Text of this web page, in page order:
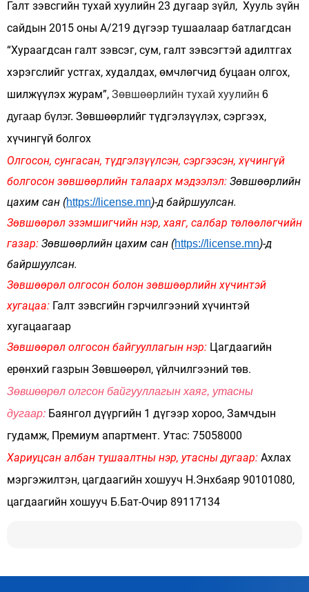
Галт зэвсгийн тухай хуулийн 23 дугаар зүйл, Хууль зүйн
сайдын 2015 оны А/219 дүгээр тушаалаар батлагдсан
“Хураагдсан галт зэвсэг, сум, галт зэвсэгтэй адилтгах
хэрэгслийг устгах, худалдах, өмчлөгчид буцаан олгох,
шилжүүлэх журам”, Зөвшөөрлийн тухай хуулийн 6
дугаар бүлэг. Зөвшөөрлийг түдгэлзүүлэх, сэргээх,
хүчингүй болгох
Олгосон, сунгасан, түдгэлзүүлсэн, сэргээсэн, хүчингүй
болгосон зөвшөөрлийн талаарх мэдээлэл: Зөвшөөрлийн
цахим сан (https://license.mn)-д байршуулсан.
Зөвшөөрөл эзэмшигчийн нэр, хаяг, салбар төлөөлөгчийн
газар: Зөвшөөрлийн цахим сан (https://license.mn)-д
байршуулсан.
Зөвшөөрөл олгосон болон зөвшөөрлийн хүчинтэй
хугацаа: Галт зэвсгийн гэрчилгээний хүчинтэй
хугацаагаар
Зөвшөөрөл олгосон байгууллагын нэр: Цагдаагийн
ерөнхий газрын Зөвшөөрөл, үйлчилгээний төв.
Зөвшөөрөл олгсон байгууллагын хаяг, утасны
дугаар: Баянгол дүүргийн 1 дүгээр хороо, Замчдын
гудамж, Премиум апартмент. Утас: 75058000
Хариуцсан албан тушаалтны нэр, утасны дугаар: Ахлах
мэргэжилтэн, цагдаагийн хошууч Н.Энхбаяр 90101080,
цагдаагийн хошууч Б.Бат-Очир 89117134